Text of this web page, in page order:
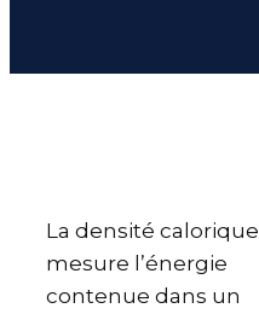
La densité calorique
mesure l’énergie
contenue dans un